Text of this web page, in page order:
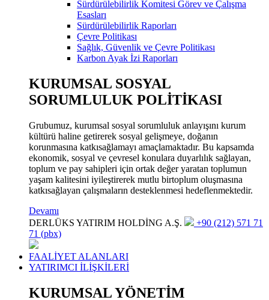
Sürdürülebilirlik Komitesi Görev ve Çalışma
Esasları
Sürdürülebilirlik Raporları
Çevre Politikası
Sağlık, Güvenlik ve Çevre Politikası
Karbon Ayak İzi Raporları
KURUMSAL SOSYAL
SORUMLULUK POLİTİKASI
Grubumuz, kurumsal sosyal sorumluluk anlayışını kurum
kültürü haline getirerek sosyal gelişmeye, doğanın
korunmasına katkısağlamayı amaçlamaktadır. Bu kapsamda
ekonomik, sosyal ve çevresel konulara duyarlılık sağlayan,
toplum ve pay sahipleri için ortak değer yaratan toplumun
yaşam kalitesini iyileştirerek mutlu birtoplum oluşmasına
katkısağlayan çalışmaların desteklenmesi hedeflenmektedir.
Devamı
DERLÜKS YATIRIM HOLDİNG A.Ş.
+90 (212) 571 71
71 (pbx)
FAALİYET ALANLARI
YATIRIMCI İLİŞKİLERİ
KURUMSAL YÖNETİM